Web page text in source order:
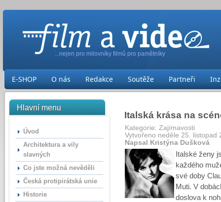
...nejen pro milovníky filmů pro pamětníky
E-SHOP O nás Redakce Soutěže Partneři
Hlavní menu
Úvod
Architektura a vily
slavných
Co jste možná nevěděli
Česká protipirátská unie
Historie
Italská krása na
Kategorie: Zajímavosti
Vytvořeno neděle 25. listopad
Napsal Kristýna Dušková
Italské ženy
každého
své doby
Muti. V
doslova k